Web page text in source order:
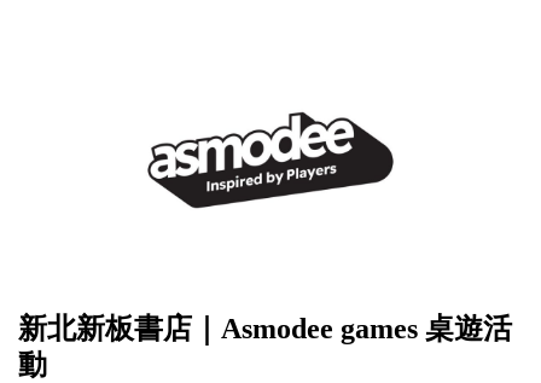
新北新板書店｜Asmodee games 桌遊活
動